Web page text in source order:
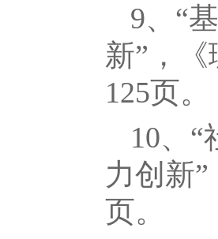
9、“
新”，《
125页。
10、
力创新”
页。